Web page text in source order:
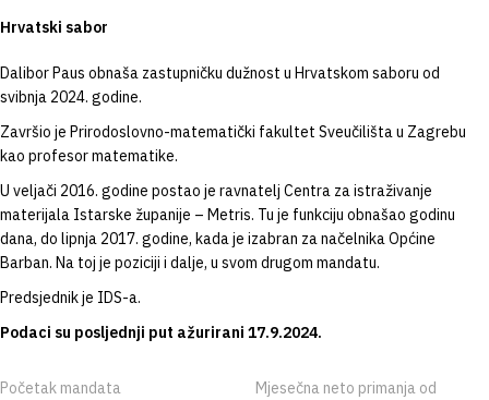
Hrvatski sabor
Dalibor Paus obnaša zastupničku dužnost u Hrvatskom saboru od
svibnja 2024. godine.
Završio je Prirodoslovno-matematički fakultet Sveučilišta u Zagrebu
kao profesor matematike.
U veljači 2016. godine postao je ravnatelj Centra za istraživanje
materijala Istarske županije – Metris. Tu je funkciju obnašao godinu
dana, do lipnja 2017. godine, kada je izabran za načelnika Općine
Barban. Na toj je poziciji i dalje, u svom drugom mandatu.
Predsjednik je IDS-a.
Podaci su posljednji put ažurirani 17.9.2024.
Početak mandata
Mjesečna neto primanja od